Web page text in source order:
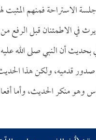
الاستراحة فمنهم المثبت
في الاطمئنان قبل الرفع من
بحديث أن النبي صلى الله
قدميه، ولكن هذا
وهو منكر الحديث، وأما